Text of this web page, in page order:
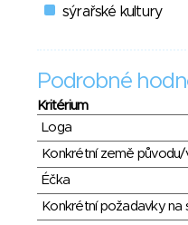
sýrařské kultury
Podrobné
Kritérium
Loga
Konkrétní země
Éčka
Konkrétní požadavky na